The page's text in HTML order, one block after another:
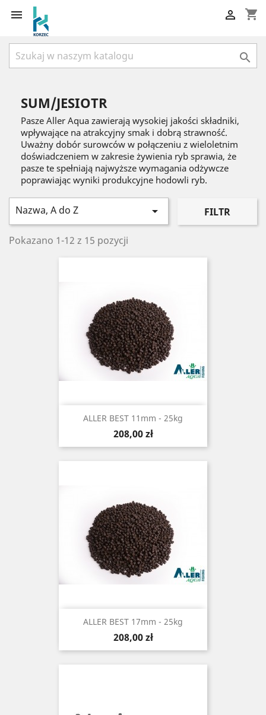
 shopping_cart


SUM/JESIOTR
Pasze Aller Aqua zawierają wysokiej jakości składniki,
wpływające na atrakcyjny smak i dobrą strawność.
Uważny dobór surowców w połączeniu z wieloletnim
doświadczeniem w zakresie żywienia ryb sprawia, że
pasze te spełniają najwyższe wymagania odżywcze
poprawiając wyniki produkcyjne hodowli ryb.
Nazwa, A do Z  FILTR
Pokazano 1-12 z 15 pozycji
ALLER BEST 11mm - 25kg
Cena
208,00 zł
ALLER BEST 17mm - 25kg
Cena
208,00 zł